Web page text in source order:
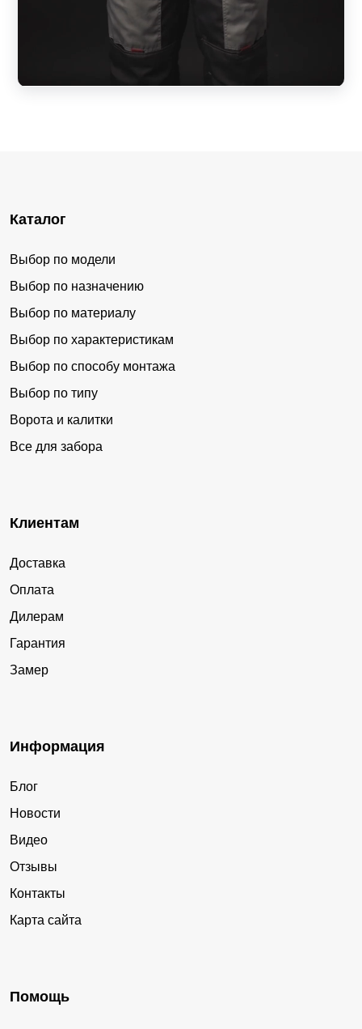
Каталог
Выбор по модели
Выбор по назначению
Выбор по материалу
Выбор по характеристикам
Выбор по способу монтажа
Выбор по типу
Ворота и калитки
Все для забора
Клиентам
Доставка
Оплата
Дилерам
Гарантия
Замер
Информация
Блог
Новости
Видео
Отзывы
Контакты
Карта сайта
Помощь